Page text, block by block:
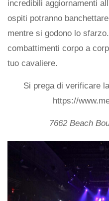
incredibili aggiornamenti
ospiti potranno
mentre si godono lo
combattimenti corpo a
tuo cavaliere.
Si prega di verificare
https://
7662 Beach